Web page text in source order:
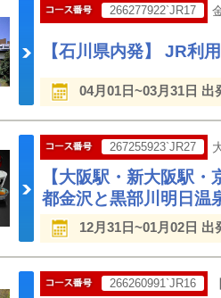
266277922`JR17
【石川県内発】 JR
04月01日~03月31日 出
267255923`JR27
【大阪駅・新大阪駅
都金沢と黒部川明日温
12月31日~01月02日 出
266260991`JR16